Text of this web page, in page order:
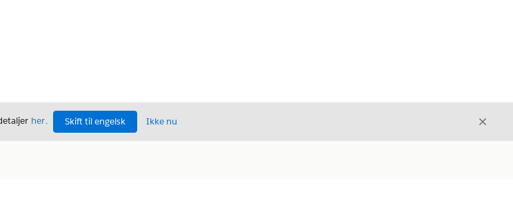
her. Skift til engelsk Ikke nu Luk